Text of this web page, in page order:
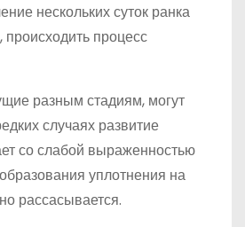
нескольких суток ранка
происходить процесс
разным стадиям, могут
случаях развитие
со слабой выраженностью
уплотнения на
рассасывается.